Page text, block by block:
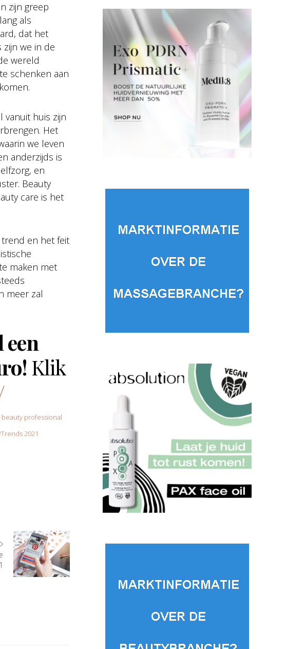
zijn greep
als
dat het
we in de
wereld
schenken aan
vanuit huis zijn
Het
we leven
anderzijds is
en
Beauty
care is het
trend en het feit
maken met
meer zal
Klik
professional
Trends 2021